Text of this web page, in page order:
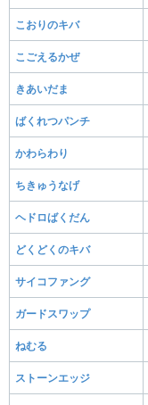
こおりのキバ
こごえるかぜ
きあいだま
ばくれつパンチ
かわらわり
ちきゅうなげ
ヘドロばくだん
どくどくのキバ
サイコファング
ガードスワップ
ねむる
ストーンエッジ